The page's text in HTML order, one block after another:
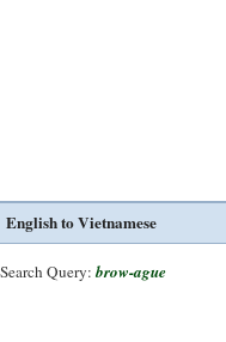
English to Vietnamese
Search Query: brow-ague